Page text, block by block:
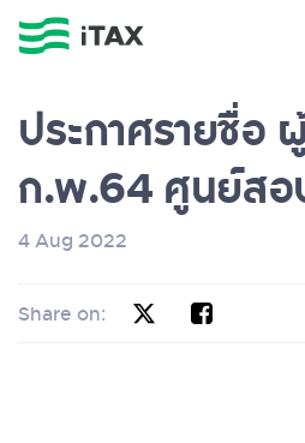
ประกาศรายชื่อ
ก.พ.64 ศูนย์ส
4 Aug 2022
Share on: